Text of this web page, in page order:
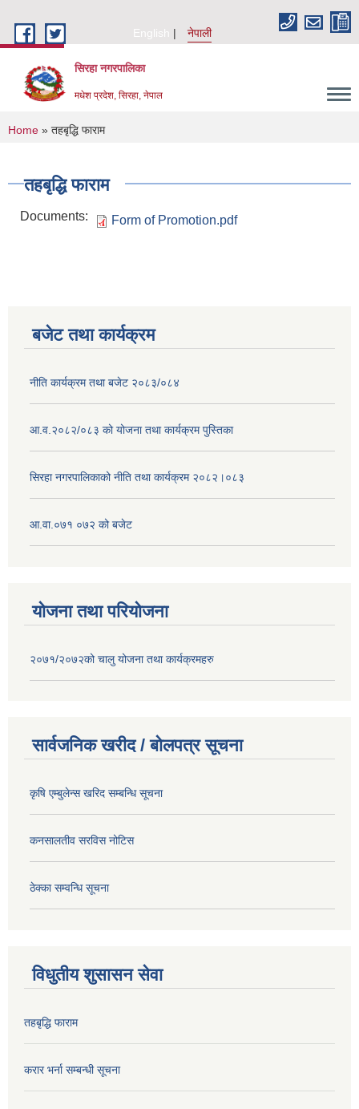
English
नेपाली
सिरहा नगरपालिका
मधेश प्रदेश, सिरहा, नेपाल
You are here
Home » तहबृद्धि फाराम
तहबृद्धि फाराम
Documents: Form of Promotion.pdf
बजेट तथा कार्यक्रम
नीति कार्यक्रम तथा बजेट २०८३/०८४
आ.व.२०८२/०८३ को योजना तथा कार्यक्रम पुस्तिका
सिरहा नगरपालिकाको नीति तथा कार्यक्रम २०८२।०८३
आ.वा.०७१ ०७२ को बजेट
योजना तथा परियोजना
२०७१/२०७२को चालु योजना तथा कार्यक्रमहरु
सार्वजनिक खरीद / बोलपत्र सूचना
कृषि एम्बुलेन्स खरिद सम्बन्धि सूचना
कनसालतीव सरविस नोटिस
ठेक्का सम्वन्धि सूचना
विधुतीय शुसासन सेवा
तहबृद्धि फाराम
करार भर्ना सम्बन्धी सूचना